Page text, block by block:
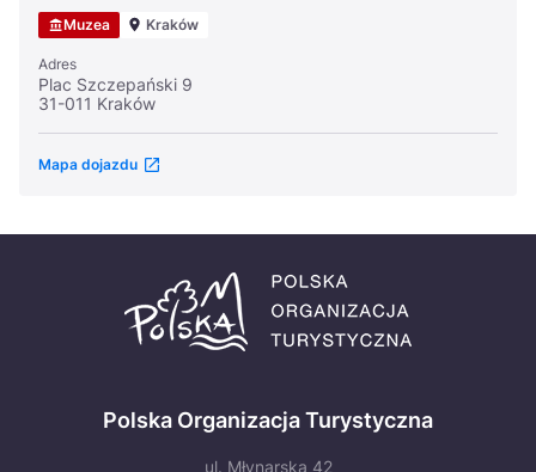
Muzea Kraków
Adres
Plac Szczepański 9
31-011 Kraków
Mapa dojazdu
Polska Organizacja Turystyczna
ul. Młynarska 42